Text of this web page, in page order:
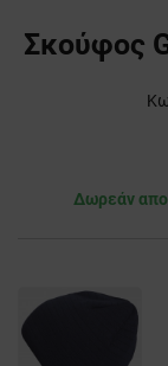
Σκούφος
Δωρεάν